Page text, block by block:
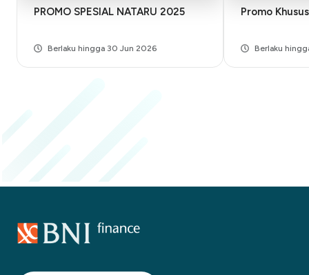
PROMO SPESIAL NATARU 2025
Berlaku hingga 30 Jun 2026
Promo
Berlaku